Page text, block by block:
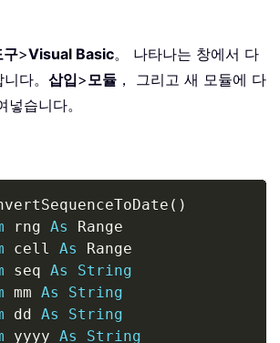
구>Visual Basic。 나타나는 창에서 다
다。 삽입>모듈 ， 그리고 새 모듈에 다
습니다。
( )
rng As Range
cell As Range
seq As
String
mm As
String
dd As
String
yyyy As String